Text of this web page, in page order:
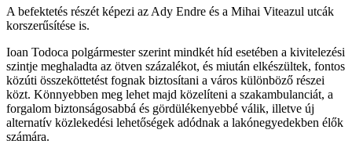
A befektetés részét képezi az Ady Endre és a Mihai Viteazul utcák
korszerűsítése is.
Ioan Todoca polgármester szerint mindkét híd esetében a kivitelezési
szintje meghaladta az ötven százalékot, és miután elkészültek, fontos
közúti összeköttetést fognak biztosítani a város különböző részei
közt. Könnyebben meg lehet majd közelíteni a szakambulanciát, a
forgalom biztonságosabbá és gördülékenyebbé válik, illetve új
alternatív közlekedési lehetőségek adódnak a lakónegyedekben élők
számára.